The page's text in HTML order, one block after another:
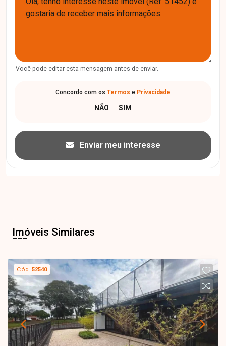
Você pode editar esta mensagem antes de enviar.
Concordo com os Termos e Privacidade
Enviar meu interesse
Imóveis Similares
Cód.52540